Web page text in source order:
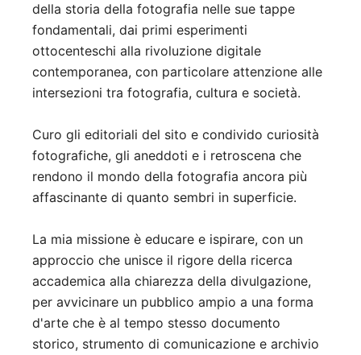
della storia della fotografia nelle sue tappe
fondamentali, dai primi esperimenti
ottocenteschi alla rivoluzione digitale
contemporanea, con particolare attenzione alle
intersezioni tra fotografia, cultura e società.
Curo gli editoriali del sito e condivido curiosità
fotografiche, gli aneddoti e i retroscena che
rendono il mondo della fotografia ancora più
affascinante di quanto sembri in superficie.
La mia missione è educare e ispirare, con un
approccio che unisce il rigore della ricerca
accademica alla chiarezza della divulgazione,
per avvicinare un pubblico ampio a una forma
d'arte che è al tempo stesso documento
storico, strumento di comunicazione e archivio